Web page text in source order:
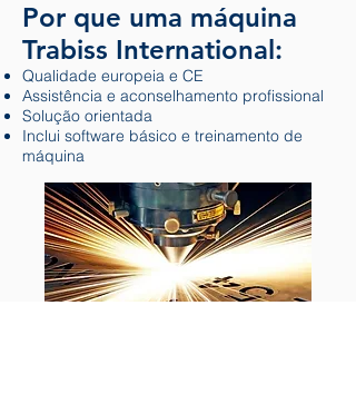
Por que uma máquina
Trabiss International:
Qualidade europeia e CE
Assistência e aconselhamento profissional
Solução orientada
Inclui software básico e treinamento de
máquina